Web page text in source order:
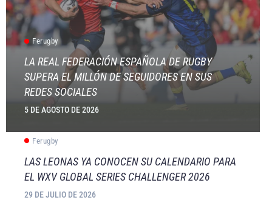
Ferugby
LA REAL FEDERACIÓN ESPAÑOLA DE RUGBY
SUPERA EL MILLÓN DE SEGUIDORES EN SUS
REDES SOCIALES
5 DE AGOSTO DE 2026
Ferugby
LAS LEONAS YA CONOCEN SU CALENDARIO PARA
EL WXV GLOBAL SERIES CHALLENGER 2026
29 DE JULIO DE 2026